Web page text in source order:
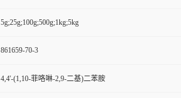
5g;25g;100g;500g;1kg;5kg
861659-70-3
4,4'-(1,10-菲咯啉-2,9-二基)二苯胺